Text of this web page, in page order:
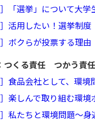
］「選挙」について大
］活用したい！選挙制度
］ボクらが投票する理由
つくる責任 つかう責任
］食品会社として、環
］楽しんで取り組む環
］私たちと環境問題～